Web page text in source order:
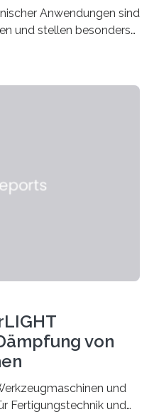
Anwendungen sind
und stellen besonders
dar.
von Rezyklaten
von
und
Fertigungstechnik und